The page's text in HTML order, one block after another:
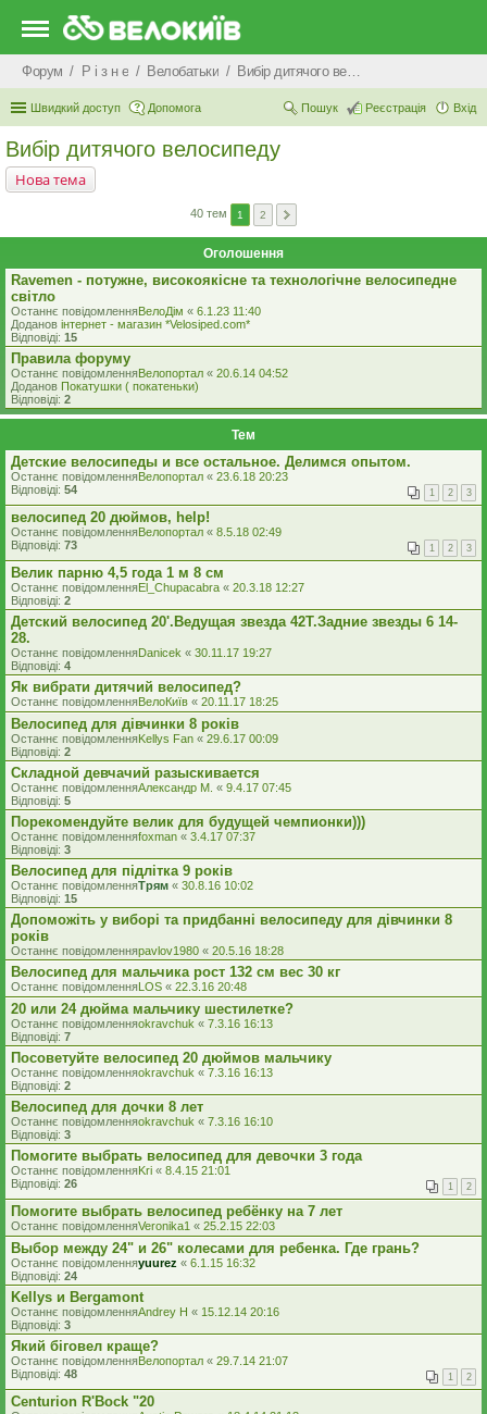
Форум Р i з н е Велобатьки Вибір дитячого велосипеду
Швидкий доступ Допомога Вхід
Реєстрація
Пошук
Вибір дитячого велосипеду
Нова тема
40 тем 1 2
Оголошення
Ravemen - потужне, високоякісне та технологічне велосипедне
світло
Останнє повідомленняВелоДім « 6.1.23 11:40
Доданов iнтернет - магазин *Velosiped.com*
Відповіді: 15
Правила форуму
Останнє повідомленняВелопортал « 20.6.14 04:52
Доданов Покатушки ( покатеньки)
Відповіді: 2
Тем
Детские велосипеды и все остальное. Делимся опытом.
Останнє повідомленняВелопортал « 23.6.18 20:23
Відповіді: 54 1 2 3
велосипед 20 дюймов, help!
Останнє повідомленняВелопортал « 8.5.18 02:49
Відповіді: 73 1 2 3
Велик парню 4,5 года 1 м 8 см
Останнє повідомленняEl_Chupacabra « 20.3.18 12:27
Відповіді: 2
Детский велосипед 20'.Ведущая звезда 42T.Задние звезды 6 14-
28.
Останнє повідомленняDanicek « 30.11.17 19:27
Відповіді: 4
Як вибрати дитячий велосипед?
Останнє повідомленняВелоКиїв « 20.11.17 18:25
Велосипед для дівчинки 8 років
Останнє повідомленняKellys Fan « 29.6.17 00:09
Відповіді: 2
Складной девчачий разыскивается
Останнє повідомленняАлександр М. « 9.4.17 07:45
Відповіді: 5
Порекомендуйте велик для будущей чемпионки)))
Останнє повідомленняfoxman « 3.4.17 07:37
Відповіді: 3
Велосипед для підлітка 9 років
Останнє повідомленняТрям « 30.8.16 10:02
Відповіді: 15
Допоможіть у виборі та придбанні велосипеду для дівчинки 8
років
Останнє повідомленняpavlov1980 « 20.5.16 18:28
Велосипед для мальчика рост 132 см вес 30 кг
Останнє повідомленняLOS « 22.3.16 20:48
20 или 24 дюйма мальчику шестилетке?
Останнє повідомленняokravchuk « 7.3.16 16:13
Відповіді: 7
Посоветуйте велосипед 20 дюймов мальчику
Останнє повідомленняokravchuk « 7.3.16 16:13
Відповіді: 2
Велосипед для дочки 8 лет
Останнє повідомленняokravchuk « 7.3.16 16:10
Відповіді: 3
Помогите выбрать велосипед для девочки 3 года
Останнє повідомленняKri « 8.4.15 21:01
Відповіді: 26 1 2
Помогите выбрать велосипед ребёнку на 7 лет
Останнє повідомленняVeronika1 « 25.2.15 22:03
Выбор между 24" и 26" колесами для ребенка. Где грань?
Останнє повідомленняyuurez « 6.1.15 16:32
Відповіді: 24
Kellys и Bergamont
Останнє повідомленняAndrey H « 15.12.14 20:16
Відповіді: 3
Який біговел краще?
Останнє повідомленняВелопортал « 29.7.14 21:07
Відповіді: 48 1 2
Centurion R'Bock "20